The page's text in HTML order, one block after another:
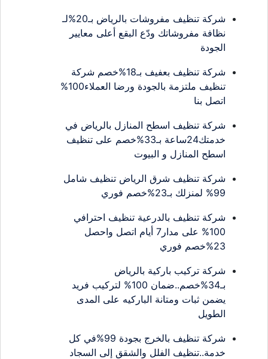
شركة تنظيف مفروشات بالرياض بـ20%لـ
نظافة مفروشاتك ودّع البقع أعلى معايير
الجودة
شركة تنظيف بعفيف بـ18%خصم شركة
تنظيف ملتزمة بالجودة ورضا العملاء100%
اتصل بنا
شركة تنظيف اسطح المنازل بالرياض في
خدمتك24ساعة بـ33%خصم على تنظيف
اسطح المنازل و البيوت
شركة تنظيف شرق الرياض تنظيف شامل
99% لمنزلك بـ23%خصم فوري
شركة تنظيف بالدرعية تنظيف احترافي
100% على مدار7 أيام اتصل واحصل
23%خصم فوري
شركة تركيب باركية بالرياض
بـ34%خصم..ضمان 100% لتركيب فريد
يضمن ثبات ومتانة الباركيه على المدى
الطويل
شركة تنظيف بالخرج بجودة 99%في كل
خدمة..تنظيف الفلل والشقق إلى السجاد